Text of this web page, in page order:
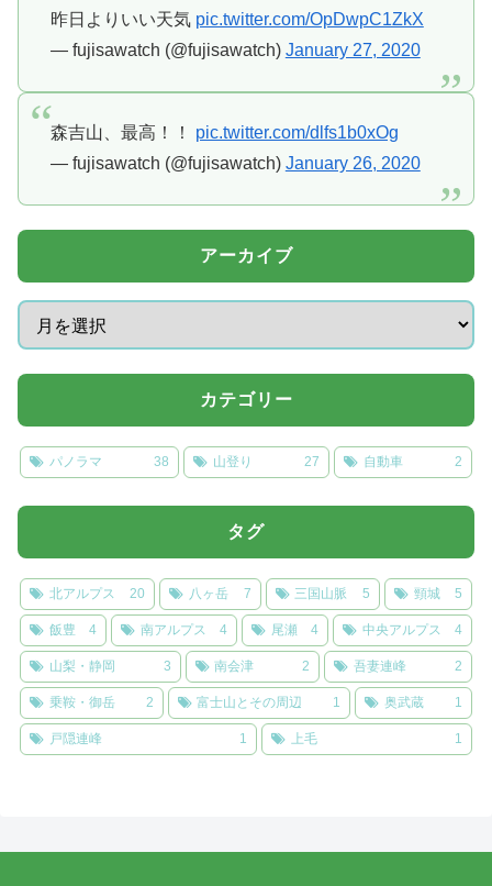
昨日よりいい天気 pic.twitter.com/OpDwpC1ZkX
— fujisawatch (@fujisawatch) January 27, 2020
森吉山、最高！！ pic.twitter.com/dlfs1b0xOg
— fujisawatch (@fujisawatch) January 26, 2020
アーカイブ
カテゴリー
パノラマ 38 山登り 27 自動車 2
タグ
北アルプス 20 八ヶ岳 7 三国山脈 5 頸城 5
飯豊 4 南アルプス 4 尾瀬 4 中央アルプス 4
山梨・静岡 3 南会津 2 吾妻連峰 2
乗鞍・御岳 2 富士山とその周辺 1 奥武蔵 1
戸隠連峰 1 上毛 1